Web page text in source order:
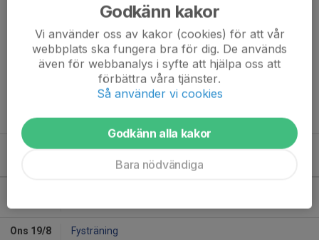
072-745 9506
r.melin87@gmail.com
Kommande aktiviteter
19:00-20:00
Ons 19/8 Fysträning
Godkänn kakor
Vi använder oss av kakor (cookies) för att vår
webbplats ska fungera bra för dig. De används
även för webbanalys i syfte att hjälpa oss att
förbättra våra tjänster.
Så använder vi cookies
Godkänn alla kakor
Bara nödvändiga